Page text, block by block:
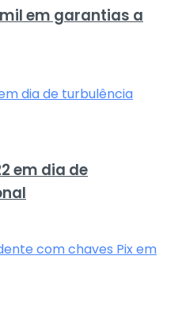
mil em garantias a
em dia de